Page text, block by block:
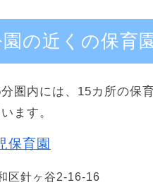
の近くの保育
圏内には、15カ所の保
ます。
保育園
区針ヶ谷2-16-16